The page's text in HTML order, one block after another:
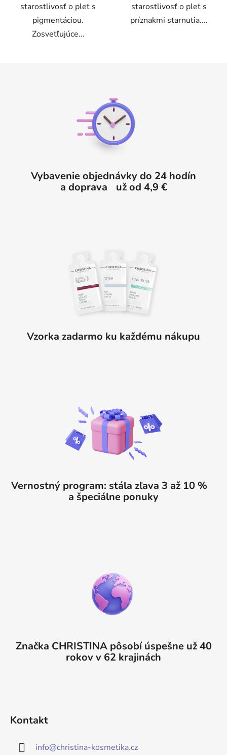
starostlivosť o pleť s
pigmentáciou.
Zosvetľujúce...
starostlivosť o pleť s
príznakmi starnutia....
Vybavenie objednávky do 24 hodín
a doprava už od 4,9 €
Vzorka zadarmo ku každému nákupu
Vernostný program: stála zľava 3 až 10 %
a špeciálne ponuky
Značka CHRISTINA pôsobí úspešne už 40
rokov v 62 krajinách
Kontakt
info@christina-kosmetika.cz